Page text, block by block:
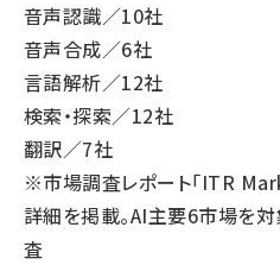
音声認識／10社
音声合成／6社
言語解析／12社
検索・探索／12社
翻訳／7社
※市場調査レポート「ITR
詳細を掲載。AI主要6市場を
査